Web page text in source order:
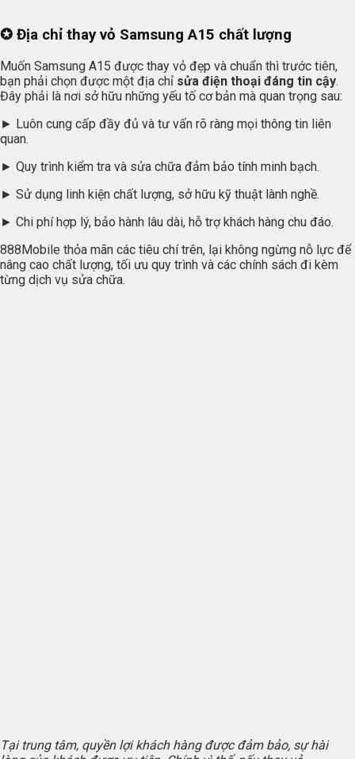
✪ Địa chỉ thay vỏ Samsung A15 chất lượng
Muốn Samsung A15 được thay vỏ đẹp và chuẩn thì trước tiên,
bạn phải chọn được một địa chỉ sửa điện thoại đáng tin cậy.
Đây phải là nơi sở hữu những yếu tố cơ bản mà quan trọng sau:
► Luôn cung cấp đầy đủ và tư vấn rõ ràng mọi thông tin liên
quan.
► Quy trình kiểm tra và sửa chữa đảm bảo tính minh bạch.
► Sử dụng linh kiện chất lượng, sở hữu kỹ thuật lành nghề.
► Chi phí hợp lý, bảo hành lâu dài, hỗ trợ khách hàng chu đáo.
888Mobile thỏa mãn các tiêu chí trên, lại không ngừng nỗ lực để
nâng cao chất lượng, tối ưu quy trình và các chính sách đi kèm
từng dịch vụ sửa chữa.
Tại trung tâm, quyền lợi khách hàng được đảm bảo, sự hài